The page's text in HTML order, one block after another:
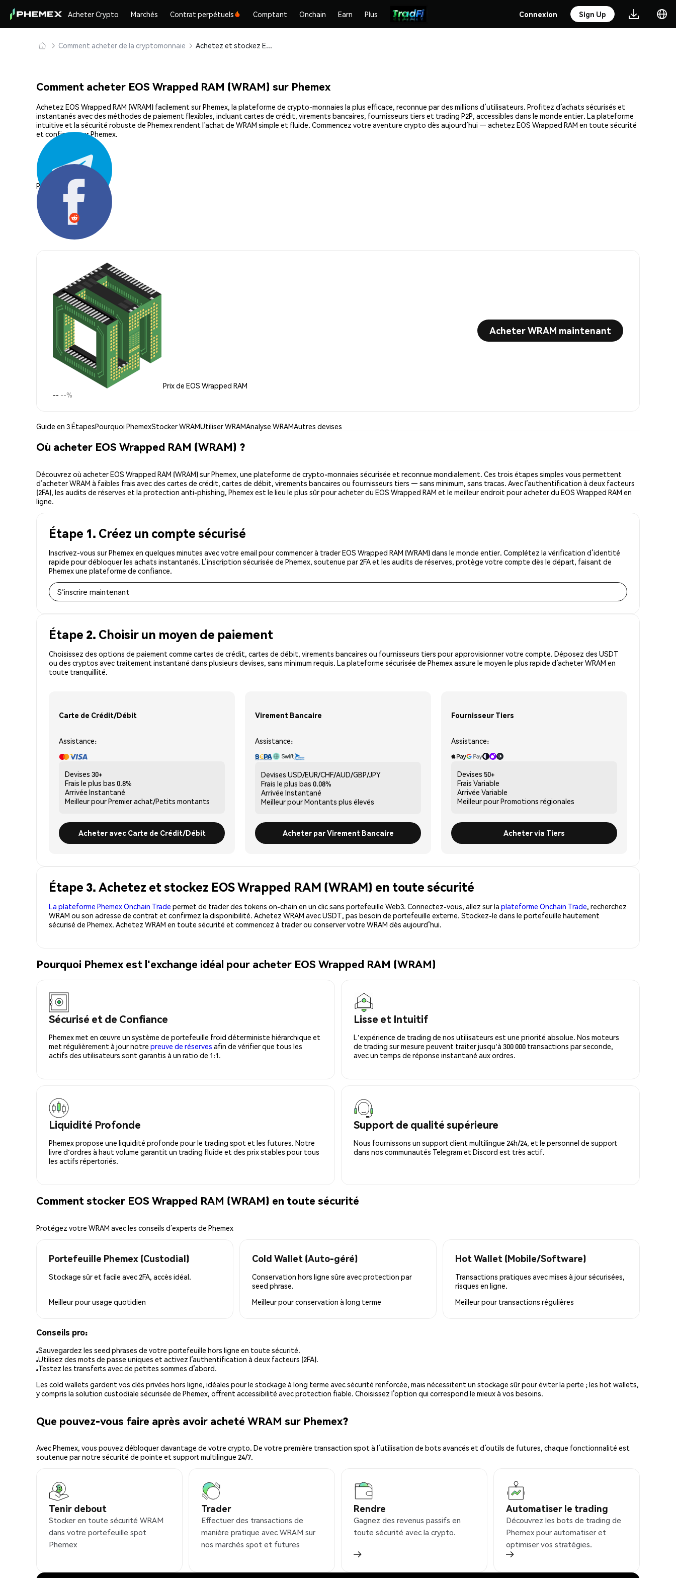
Acheter Crypto Marchés Contrat perpétuels Comptant Onchain Earn Plus Connexion Sign Up
Comment acheter de la cryptomonnaie Achetez et stockez EOS Wrapped RAM (WRAM) en toute sécurité
Comment acheter EOS Wrapped RAM (WRAM) sur Phemex
Achetez EOS Wrapped RAM (WRAM) facilement sur Phemex, la plateforme de crypto-monnaies la plus efficace, reconnue par des millions d’utilisateurs. Profitez d’achats sécurisés et
instantanés avec des méthodes de paiement flexibles, incluant cartes de crédit, virements bancaires, fournisseurs tiers et trading P2P, accessibles dans le monde entier. La plateforme
intuitive et la sécurité robuste de Phemex rendent l’achat de WRAM simple et fluide. Commencez votre aventure crypto dès aujourd’hui — achetez EOS Wrapped RAM en toute sécurité
et confiance sur Phemex.
Partager:
Prix de EOS Wrapped RAM
-- --%
Acheter WRAM maintenant
Guide en 3 ÉtapesPourquoi PhemexStocker WRAMUtiliser WRAMAnalyse WRAMAutres devises
Où acheter EOS Wrapped RAM (WRAM) ?
Découvrez où acheter EOS Wrapped RAM (WRAM) sur Phemex, une plateforme de crypto-monnaies sécurisée et reconnue mondialement. Ces trois étapes simples vous permettent
d’acheter WRAM à faibles frais avec des cartes de crédit, cartes de débit, virements bancaires ou fournisseurs tiers — sans minimum, sans tracas. Avec l’authentification à deux facteurs
(2FA), les audits de réserves et la protection anti-phishing, Phemex est le lieu le plus sûr pour acheter du EOS Wrapped RAM et le meilleur endroit pour acheter du EOS Wrapped RAM en
ligne.
Étape 1. Créez un compte sécurisé
Inscrivez-vous sur Phemex en quelques minutes avec votre email pour commencer à trader EOS Wrapped RAM (WRAM) dans le monde entier. Complétez la vérification d’identité
rapide pour débloquer les achats instantanés. L’inscription sécurisée de Phemex, soutenue par 2FA et les audits de réserves, protège votre compte dès le départ, faisant de
Phemex une plateforme de confiance.
S'inscrire maintenant
Étape 2. Choisir un moyen de paiement
Choisissez des options de paiement comme cartes de crédit, cartes de débit, virements bancaires ou fournisseurs tiers pour approvisionner votre compte. Déposez des USDT
ou des cryptos avec traitement instantané dans plusieurs devises, sans minimum requis. La plateforme sécurisée de Phemex assure le moyen le plus rapide d’acheter WRAM en
toute tranquillité.
Carte de Crédit/Débit
Assistance:
Devises 30+
Frais le plus bas 0.8%
Arrivée Instantané
Meilleur pourPremier achat/Petits montants
Acheter avec Carte de Crédit/Débit
Virement Bancaire
Assistance:
Devises USD/EUR/CHF/AUD/GBP/JPY
Frais le plus bas 0.08%
Arrivée Instantané
Meilleur pourMontants plus élevés
Acheter par Virement Bancaire
Fournisseur Tiers
Assistance:
Devises 50+
Frais Variable
Arrivée Variable
Meilleur pourPromotions régionales
Acheter via Tiers
Étape 3. Achetez et stockez EOS Wrapped RAM (WRAM) en toute sécurité
La plateforme Phemex Onchain Trade permet de trader des tokens on-chain en un clic sans portefeuille Web3. Connectez-vous, allez sur la plateforme Onchain Trade, recherchez
WRAM ou son adresse de contrat et confirmez la disponibilité. Achetez WRAM avec USDT, pas besoin de portefeuille externe. Stockez-le dans le portefeuille hautement
sécurisé de Phemex. Achetez WRAM en toute sécurité et commencez à trader ou conserver votre WRAM dès aujourd’hui.
Pourquoi Phemex est l'exchange idéal pour acheter EOS Wrapped RAM (WRAM)
Sécurisé et de Confiance
Phemex met en œuvre un système de portefeuille froid déterministe hiérarchique et
met régulièrement à jour notre preuve de réserves afin de vérifier que tous les
actifs des utilisateurs sont garantis à un ratio de 1:1.
Lisse et Intuitif
L'expérience de trading de nos utilisateurs est une priorité absolue. Nos moteurs
de trading sur mesure peuvent traiter jusqu'à 300 000 transactions par seconde,
avec un temps de réponse instantané aux ordres.
Liquidité Profonde
Phemex propose une liquidité profonde pour le trading spot et les futures. Notre
livre d'ordres à haut volume garantit un trading fluide et des prix stables pour tous
les actifs répertoriés.
Support de qualité supérieure
Nous fournissons un support client multilingue 24h/24, et le personnel de support
dans nos communautés Telegram et Discord est très actif.
Comment stocker EOS Wrapped RAM (WRAM) en toute sécurité
Protégez votre WRAM avec les conseils d’experts de Phemex
Portefeuille Phemex (Custodial)
Stockage sûr et facile avec 2FA, accès idéal.
Meilleur pourusage quotidien
Cold Wallet (Auto-géré)
Conservation hors ligne sûre avec protection par
seed phrase.
Meilleur pourconservation à long terme
Hot Wallet (Mobile/Software)
Transactions pratiques avec mises à jour sécurisées,
risques en ligne.
Meilleur pour transactions régulières
Conseils pro:
Sauvegardez les seed phrases de votre portefeuille hors ligne en toute sécurité.
Utilisez des mots de passe uniques et activez l’authentification à deux facteurs (2FA).
Testez les transferts avec de petites sommes d’abord.
Les cold wallets gardent vos clés privées hors ligne, idéales pour le stockage à long terme avec sécurité renforcée, mais nécessitent un stockage sûr pour éviter la perte ; les hot wallets,
y compris la solution custodiale sécurisée de Phemex, offrent accessibilité avec protection fiable. Choisissez l’option qui correspond le mieux à vos besoins.
Que pouvez-vous faire après avoir acheté WRAM sur Phemex?
Avec Phemex, vous pouvez débloquer davantage de votre crypto. De votre première transaction spot à l’utilisation de bots avancés et d’outils de futures, chaque fonctionnalité est
soutenue par notre sécurité de pointe et support multilingue 24/7.
Tenir debout
Stocker en toute sécurité WRAM
dans votre portefeuille spot
Phemex
Trader
Effectuer des transactions de
manière pratique avec WRAM sur
nos marchés spot et futures
Rendre
Gagnez des revenus passifs en
toute sécurité avec la crypto.
Automatiser le trading
Découvrez les bots de trading de
Phemex pour automatiser et
optimiser vos stratégies.